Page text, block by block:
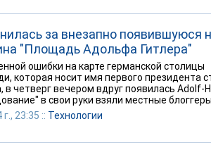
за внезапно появившуюся
"Площадь Адольфа Гитлера"
ошибки на карте германской столицы
которая носит имя первого президента
в четверг вечером вдруг появилась Adolf-
в свои руки взяли местные блоггеры.
23:35 :: Технологии